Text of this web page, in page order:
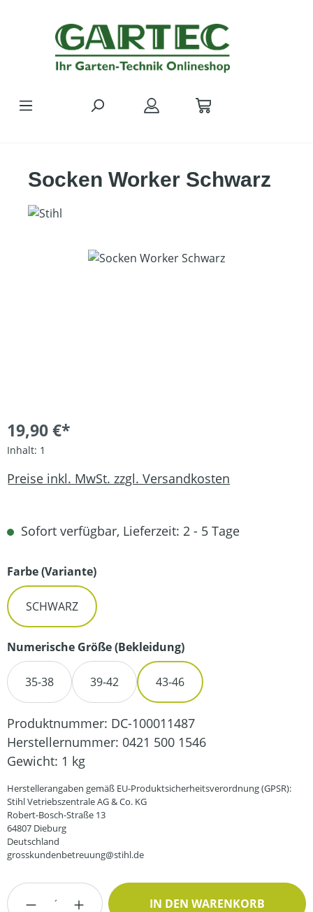
Socken Worker Schwarz
Bildergalerie überspringen
19,90 €*
Inhalt: 1
Preise inkl. MwSt. zzgl. Versandkosten
Sofort verfügbar, Lieferzeit: 2 - 5 Tage
Farbe (Variante)auswählen
SCHWARZ
Numerische Größe (Bekleidung)auswählen
35-38 39-42 43-46
Produktnummer: DC-100011487
Herstellernummer: 0421 500 1546
Gewicht: 1 kg
Herstellerangaben gemäß EU-Produktsicherheitsverordnung (GPSR):
Stihl Vetriebszentrale AG & Co. KG
Robert-Bosch-Straße 13
64807 Dieburg
Deutschland
grosskundenbetreuung@stihl.de
Produkt Anzahl: Gib den gewünschten
IN DEN WARENKORB